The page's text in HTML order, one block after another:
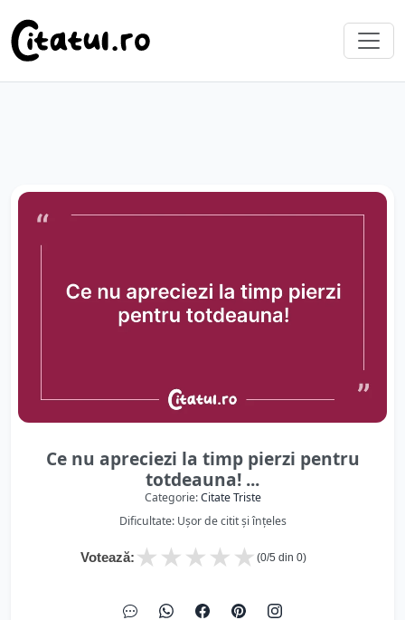
Ce nu apreciezi la timp pierzi pentru
totdeauna! ...
Categorie:Citate Triste
Dificultate: Ușor de citit și înțeles
Votează: ★
★
★
★
★ (0/5 din 0)